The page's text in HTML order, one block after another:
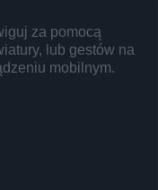
za pomocą
lub gestów na
mobilnym.